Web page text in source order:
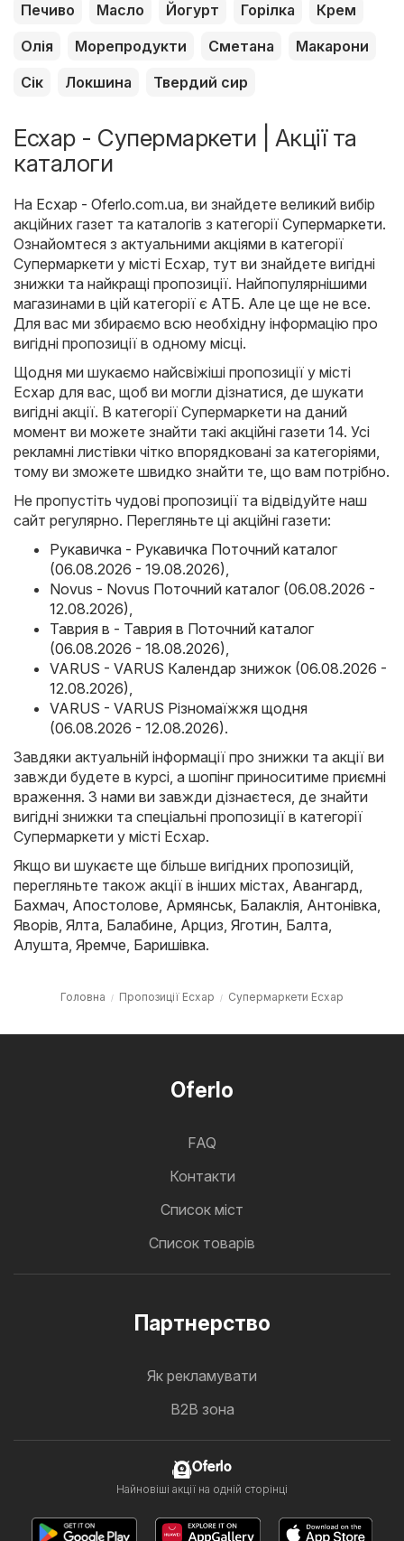
Печиво
Масло Йогурт Горілка
Крем
Олія
Морепродукти Сметана
Макарони
Сік
Локшина Твердий сир
Есхар - Супермаркети | Акції та
каталоги
На Есхар - Oferlo.com.ua, ви знайдете великий вибір
акційних газет та каталогів з категорії Супермаркети.
Ознайомтеся з актуальними акціями в категорії
Супермаркети у місті Есхар, тут ви знайдете вигідні
знижки та найкращі пропозиції. Найпопулярнішими
магазинами в цій категорії є АТБ. Але це ще не все.
Для вас ми збираємо всю необхідну інформацію про
вигідні пропозиції в одному місці.
Щодня ми шукаємо найсвіжіші пропозиції у місті
Есхар для вас, щоб ви могли дізнатися, де шукати
вигідні акції. В категорії Супермаркети на даний
момент ви можете знайти такі акційні газети 14. Усі
рекламні листівки чітко впорядковані за категоріями,
тому ви зможете швидко знайти те, що вам потрібно.
Не пропустіть чудові пропозиції та відвідуйте наш
сайт регулярно. Перегляньте ці акційні газети:
Рукавичка - Рукавичка Поточний каталог
(06.08.2026 - 19.08.2026),
Novus - Novus Поточний каталог (06.08.2026 -
12.08.2026),
Таврия в - Таврия в Поточний каталог
(06.08.2026 - 18.08.2026),
VARUS - VARUS Календар знижок (06.08.2026 -
12.08.2026),
VARUS - VARUS Різномаїжжя щодня
(06.08.2026 - 12.08.2026).
Завдяки актуальній інформації про знижки та акції ви
завжди будете в курсі, а шопінг приноситиме приємні
враження. З нами ви завжди дізнаєтеся, де знайти
вигідні знижки та спеціальні пропозиції в категорії
Супермаркети у місті Есхар.
Якщо ви шукаєте ще більше вигідних пропозицій,
перегляньте також акції в інших містах, Авангард,
Бахмач, Апостолове, Армянськ, Балаклія, Антонівка,
Яворів, Ялта, Балабине, Арциз, Яготин, Балта,
Алушта, Яремче, Баришівка.
Головна Пропозиції Есхар Супермаркети Есхар
Oferlo
FAQ
Контакти
Cписок міст
Список товарів
Партнерство
Як рекламувати
B2B зона
Oferlo
Найновіші акції на одній сторінці